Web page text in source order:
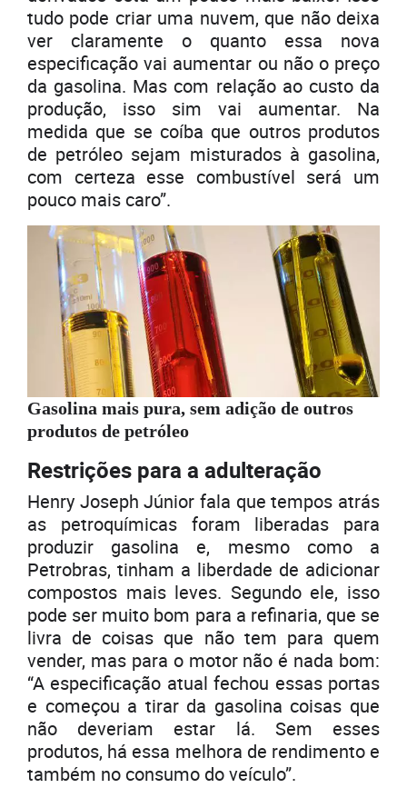
tudo pode criar uma nuvem, que não deixa
ver claramente o quanto essa nova
especificação vai aumentar ou não o preço
da gasolina. Mas com relação ao custo da
produção, isso sim vai aumentar. Na
medida que se coíba que outros produtos
de petróleo sejam misturados à gasolina,
com certeza esse combustível será um
pouco mais caro”.
Gasolina mais pura, sem adição de outros
produtos de petróleo
Restrições para a adulteração
Henry Joseph Júnior fala que tempos atrás
as petroquímicas foram liberadas para
produzir gasolina e, mesmo como a
Petrobras, tinham a liberdade de adicionar
compostos mais leves. Segundo ele, isso
pode ser muito bom para a refinaria, que se
livra de coisas que não tem para quem
vender, mas para o motor não é nada bom:
“A especificação atual fechou essas portas
e começou a tirar da gasolina coisas que
não deveriam estar lá. Sem esses
produtos, há essa melhora de rendimento e
também no consumo do veículo”.